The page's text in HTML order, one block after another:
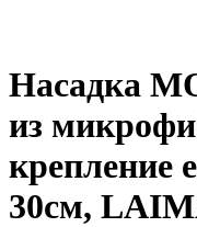
Насадка
из
крепление
30см,